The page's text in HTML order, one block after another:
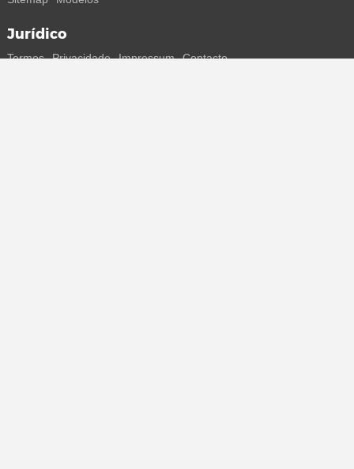
Jurídico
Termos Privacidade Impressum Contacto